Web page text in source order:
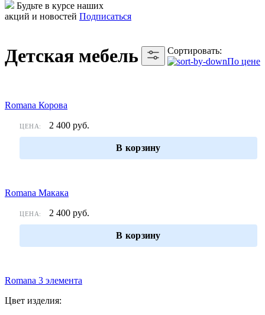
Будьте в курсе наших
акций и новостей Подписаться
Детская мебель
Сортировать:
По цене
Romana Корова
ЦЕНА: 2 400 руб.
В корзину
Romana Макака
ЦЕНА: 2 400 руб.
В корзину
Romana 3 элемента
Цвет изделия: